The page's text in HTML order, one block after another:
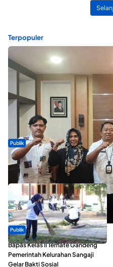
Terpopuler
Publik
Dua Talenta Muda Ternate
Nusantara 2026
Publik
Bapas Kelas II Ternate Gandeng
Pemerintah Kelurahan Sangaji
Gelar Bakti Sosial